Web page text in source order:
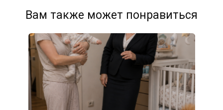
Вам также может понравиться